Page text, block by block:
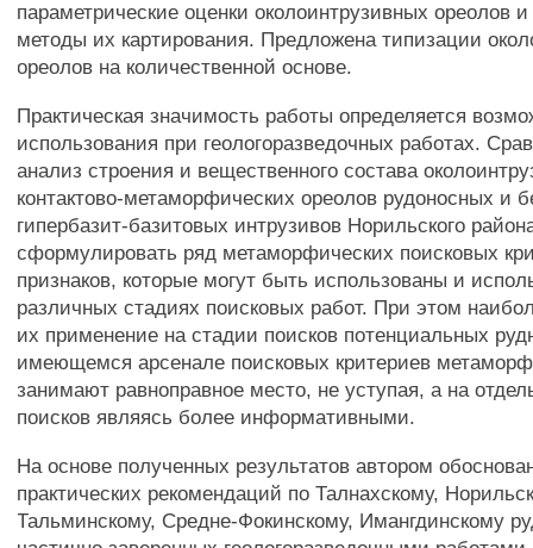
параметрические оценки околоинтрузивных ореолов
методы их картирования. Предложена типизации
ореолов на количественной основе.
Практическая значимость работы определяется
использования при геологоразведочных работах.
анализ строения и вещественного состава
контактово-метаморфических ореолов рудоносных и
гипербазит-базитовых интрузивов Норильского
сформулировать ряд метаморфических поисковых
признаков, которые могут быть использованы и
различных стадиях поисковых работ. При этом
их применение на стадии поисков потенциальных
имеющемся арсенале поисковых критериев
занимают равноправное место, не уступая, а на
поисков являясь более информативными.
На основе полученных результатов автором
практических рекомендаций по Талнахскому,
Тальминскому, Средне-Фокинскому, Имангдинскому